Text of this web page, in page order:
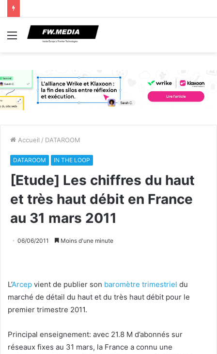
Menu
Accueil / DATAROOM
DATAROOM IN THE LOOP
[Etude] Les chiffres du haut
et très haut débit en France
au 31 mars 2011
06/06/2011 Moins d'une minute
L’Arcep vient de publier son baromètre trimestriel du
marché de détail du haut et du très haut débit pour le
premier trimestre 2011.
Principal enseignement: avec 21.8 M d’abonnés sur
réseaux fixes au 31 mars, la France a connu une